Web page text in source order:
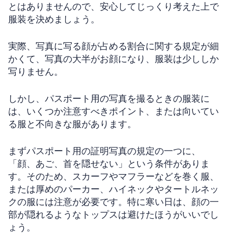
とはありませんので、安心してじっくり考えた上で
服装を決めましょう。
実際、写真に写る顔が占める割合に関する規定が細
かくて、写真の大半がお顔になり、服装は少ししか
写りません。
しかし、パスポート用の写真を撮るときの服装に
は、いくつか注意すべきポイント、または向いてい
る服と不向きな服があります。
まずパスポート用の証明写真の規定の一つに、
「顔、あご、首を隠せない」という条件がありま
す。そのため、スカーフやマフラーなどを巻く服、
または厚めのパーカー、ハイネックやタートルネッ
クの服には注意が必要です。特に寒い日は、顔の一
部が隠れるようなトップスは避けたほうがいいでし
ょう。